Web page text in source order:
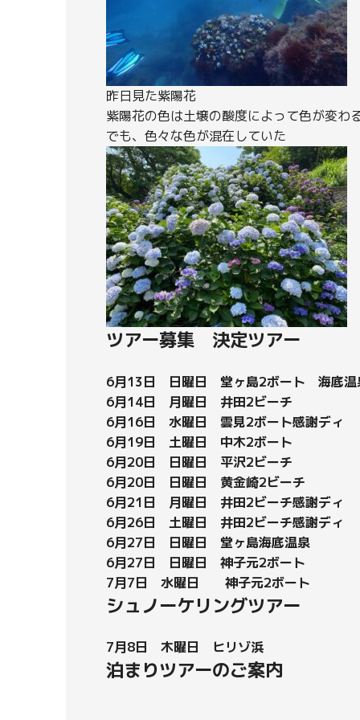
昨日見た紫陽花
紫陽花の色は土壌の酸度によって色が変わ
でも、色々な色が混在していた
ツアー募集 決定ツアー
6月13日 日曜日 堂ヶ島2ボート 海底温
6月14日 月曜日 井田2ビーチ
6月16日 水曜日 雲見2ボート感謝ディ
6月19日 土曜日 中木2ボート
6月20日 日曜日 平沢2ビーチ
6月20日 日曜日 黄金崎2ビーチ
6月21日 月曜日 井田2ビーチ感謝ディ
6月26日 土曜日 井田2ビーチ感謝ディ
6月27日 日曜日 堂ヶ島海底温泉
6月27日 日曜日 神子元2ボート
7月7日 水曜日 神子元2ボート
シュノーケリングツアー
7月8日 木曜日 ヒリゾ浜
泊まりツアーのご案内